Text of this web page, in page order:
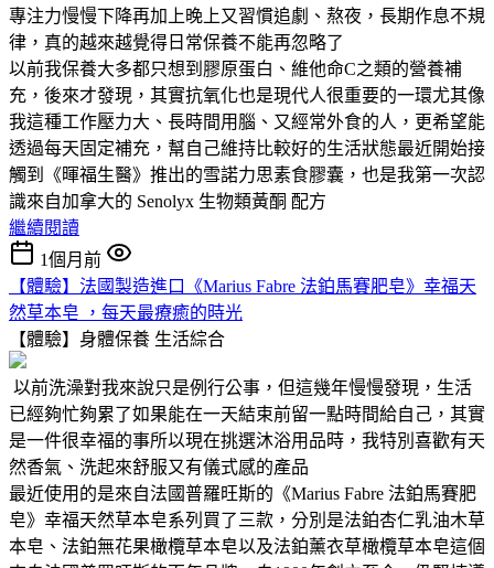
專注力慢慢下降再加上晚上又習慣追劇、熬夜，長期作息不規
律，真的越來越覺得日常保養不能再忽略了
以前我保養大多都只想到膠原蛋白、維他命C之類的營養補
充，後來才發現，其實抗氧化也是現代人很重要的一環尤其像
我這種工作壓力大、長時間用腦、又經常外食的人，更希望能
透過每天固定補充，幫自己維持比較好的生活狀態最近開始接
觸到《暉福生醫》推出的雪諾力思素食膠囊，也是我第一次認
識來自加拿大的 Senolyx 生物類黃酮 配方
繼續閱讀
1個月前
【體驗】法國製造進口《Marius Fabre 法鉑馬賽肥皂》幸福天
然草本皂 ，每天最療癒的時光
【體驗】身體保養 生活綜合
以前洗澡對我來說只是例行公事，但這幾年慢慢發現，生活
已經夠忙夠累了如果能在一天結束前留一點時間給自己，其實
是一件很幸福的事所以現在挑選沐浴用品時，我特別喜歡有天
然香氣、洗起來舒服又有儀式感的產品
最近使用的是來自法國普羅旺斯的《Marius Fabre 法鉑馬賽肥
皂》幸福天然草本皂系列買了三款，分別是法鉑杏仁乳油木草
本皂、法鉑無花果橄欖草本皂以及法鉑薰衣草橄欖草本皂這個